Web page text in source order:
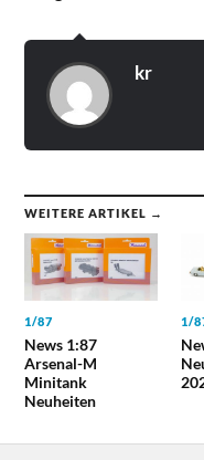
kr
WEITERE ARTIKEL →
1/87
News 1:87
Arsenal-M
Minitank
Neuheiten
1/